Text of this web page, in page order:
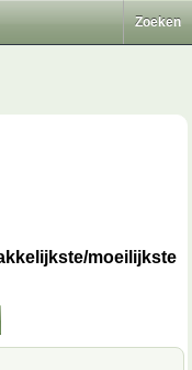
Zoeken
moeilijkste